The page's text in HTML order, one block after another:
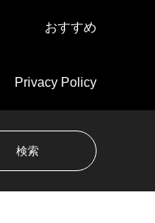
おすすめ
Privacy Policy